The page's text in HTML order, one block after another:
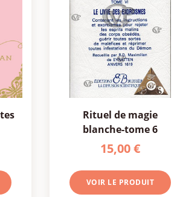
rituel de magie
blanche-tome 6
15,00 €
VOIR LE PRODUIT